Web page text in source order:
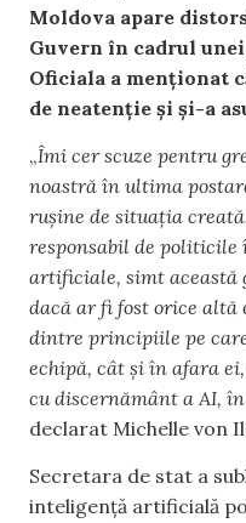
Moldova apare
Guvern în cadrul
Oficiala a menționat
de neatenție și și-a
„Îmi cer scuze pentru
noastră în ultima
rușine de situația
responsabil de
artificiale, simt această
dacă ar fi fost orice altă
dintre principiile pe
echipă, cât și în afara
cu discernământ a AI,
declarat Michelle von
Secretara de stat a
inteligență artificială